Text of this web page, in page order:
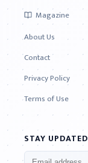
Magazine
About Us
Contact
Privacy Policy
Terms of Use
STAY UPDATED